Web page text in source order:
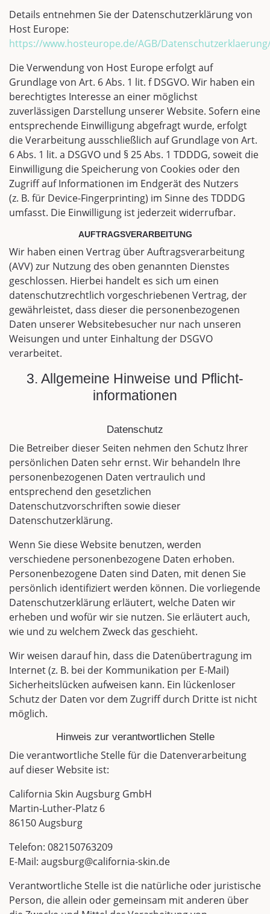
Details entnehmen Sie der Datenschutzerklärung von
Host Europe:
https://www.hosteurope.de/AGB/
Die Verwendung von Host Europe erfolgt auf
Grundlage von Art. 6 Abs. 1 lit. f DSGVO. Wir haben ein
berechtigtes Interesse an einer möglichst
zuverlässigen Darstellung unserer Website. Sofern eine
entsprechende Einwilligung abgefragt wurde, erfolgt
die Verarbeitung ausschließlich auf Grundlage von Art.
6 Abs. 1 lit. a DSGVO und § 25 Abs. 1 TDDDG, soweit die
Einwilligung die Speicherung von Cookies oder den
Zugriff auf Informationen im Endgerät des Nutzers
(z. B. für Device-Fingerprinting) im Sinne des TDDDG
umfasst. Die Einwilligung ist jederzeit widerrufbar.
AUFTRAGSVERARBEITUNG
Wir haben einen Vertrag über Auftragsverarbeitung
(AVV) zur Nutzung des oben genannten Dienstes
geschlossen. Hierbei handelt es sich um einen
datenschutzrechtlich vorgeschriebenen Vertrag, der
gewährleistet, dass dieser die personenbezogenen
Daten unserer Websitebesucher nur nach unseren
Weisungen und unter Einhaltung der DSGVO
verarbeitet.
3. Allgemeine Hinweise und Pflicht­
informationen
Datenschutz
Die Betreiber dieser Seiten nehmen den Schutz Ihrer
persönlichen Daten sehr ernst. Wir behandeln Ihre
personenbezogenen Daten vertraulich und
entsprechend den gesetzlichen
Datenschutzvorschriften sowie dieser
Datenschutzerklärung.
Wenn Sie diese Website benutzen, werden
verschiedene personenbezogene Daten erhoben.
Personenbezogene Daten sind Daten, mit denen Sie
persönlich identifiziert werden können. Die vorliegende
Datenschutzerklärung erläutert, welche Daten wir
erheben und wofür wir sie nutzen. Sie erläutert auch,
wie und zu welchem Zweck das geschieht.
Wir weisen darauf hin, dass die Datenübertragung im
Internet (z. B. bei der Kommunikation per E-Mail)
Sicherheitslücken aufweisen kann. Ein lückenloser
Schutz der Daten vor dem Zugriff durch Dritte ist nicht
möglich.
Hinweis zur verantwortlichen Stelle
Die verantwortliche Stelle für die Datenverarbeitung
auf dieser Website ist:
California Skin Augsburg GmbH
Martin-Luther-Platz 6
86150 Augsburg
Telefon: 082150763209
E-Mail: augsburg@california-skin.de
Verantwortliche Stelle ist die natürliche oder juristische
Person, die allein oder gemeinsam mit anderen über